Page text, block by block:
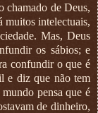
chamado de Deus,
muitos intelectuais,
Mas, Deus
os sábios; e
confundir o que é
e diz que não tem
pensa que é
de dinheiro,